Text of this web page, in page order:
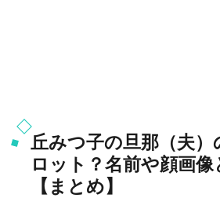
丘みつ子の旦那（夫）
ロット？名前や顔画
【まとめ】